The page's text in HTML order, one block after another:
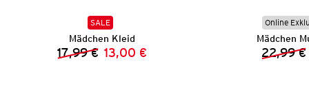
SALE
Mädchen Kleid
Vorheriger Preis:
17,99 € Neuer Preis:
13,00 €
Online
Mädchen
22,99 €